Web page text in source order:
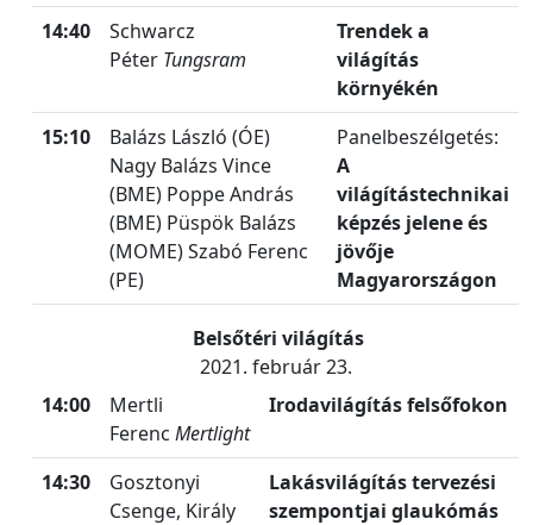
14:40
Schwarcz
Péter Tungsram
Trendek a
világítás
környékén
15:10
Balázs László (ÓE)
Nagy Balázs Vince
(BME) Poppe András
(BME) Püspök Balázs
(MOME) Szabó Ferenc
(PE)
Panelbeszélgetés:
A
világítástechnikai
képzés jelene és
jövője
Magyarországon
Belsőtéri világítás
2021. február 23.
14:00
Mertli
Ferenc Mertlight
Irodavilágítás felsőfokon
14:30
Gosztonyi
Csenge, Király
Lakásvilágítás tervezési
szempontjai glaukómás